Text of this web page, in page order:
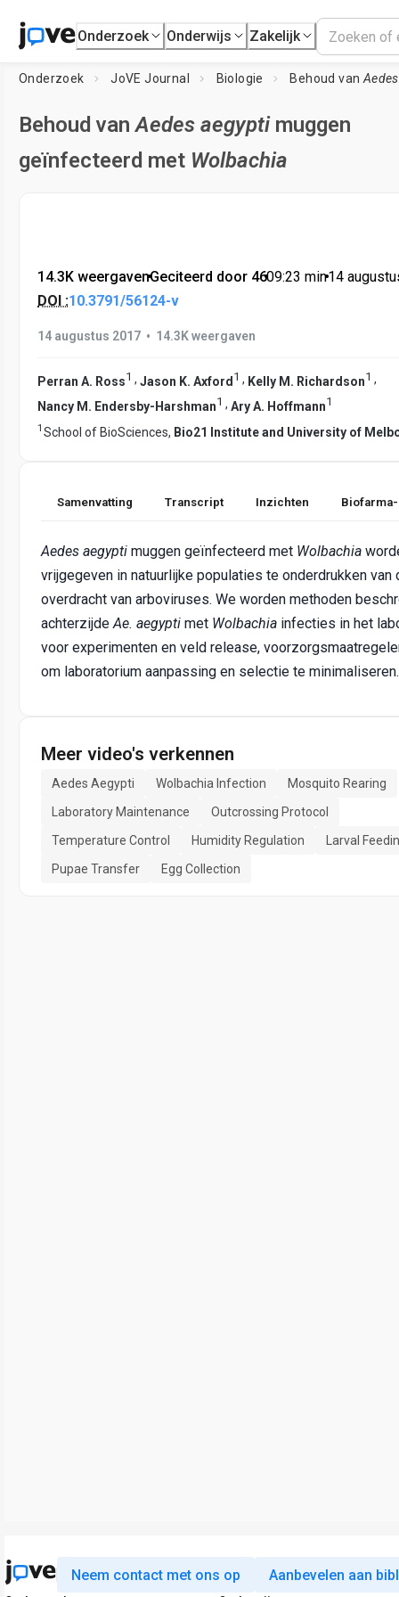
Onderzoek Onderwijs Zakelijk
Onderzoek JoVE Journal Biologie Behoud van
Behoud vanAedes aegyptimuggen
geïnfecteerd met Wolbachia
14.3K weergaven•Geciteerd door 46•09:23 min•14
DOI :10.3791/56124-v
14 augustus 2017 • 14.3K weergaven
Perran A. Ross1 , Jason K. Axford 1 , Kelly M. Richardson1 ,
Nancy M. Endersby-Harshman1 , Ary A. Hoffmann1
1 School of BioSciences, Bio21 Institute and University of
Samenvatting Transcript Inzichten
Aedes aegypti muggen geïnfecteerd met Wolbachia
vrijgegeven in natuurlijke populaties te onderdrukken van
overdracht van arboviruses. We worden methoden
achterzijdeAe. aegypti met Wolbachia infecties in het
voor experimenten en veld release,
om laboratorium aanpassing en selectie te minimaliseren.
Meer video's verkennen
Aedes Aegypti Wolbachia Infection
Mosquito Rearing
Laboratory Maintenance
Outcrossing Protocol
Temperature Control
Humidity Regulation
Larval
Pupae Transfer
Egg Collection
Neem contact met ons op Aanbevelen aan